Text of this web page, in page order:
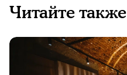
Читайте также